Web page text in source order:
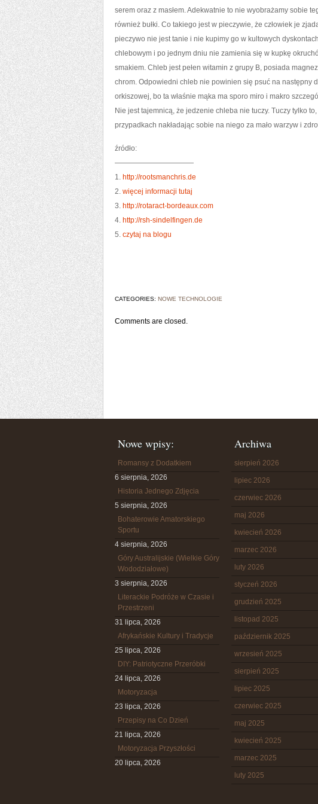
serem oraz z masłem. Adekwatnie to nie wyobrażamy sobie
również bułki. Co takiego jest w pieczywie, że człowiek je
pieczywo nie jest tanie i nie kupimy go w kultowych
chlebowym i po jednym dniu nie zamienia się w kupkę
smakiem. Chleb jest pełen witamin z grupy B, posiada
chrom. Odpowiedni chleb nie powinien się psuć na następny
orkiszowej, bo ta właśnie mąka ma sporo miro i makro
Nie jest tajemnicą, że jedzenie chleba nie tuczy. Tuczy tylko
przypadkach nakładając sobie na niego za mało warzyw i
źródło:
———————————
1. http://rootsmanchris.de
2. więcej informacji tutaj
3. http://rotaract-bordeaux.com
4. http://rsh-sindelfingen.de
5. czytaj na blogu
CATEGORIES: NOWE TECHNOLOGIE
Comments are closed.
Nowe wpisy:
Romansy z Dodatkiem
6 sierpnia, 2026
Historia Jednego Zdjęcia
5 sierpnia, 2026
Bohaterowie Amatorskiego
Sportu
4 sierpnia, 2026
Góry Australijskie (Wielkie Góry
Wododziałowe)
3 sierpnia, 2026
Literackie Podróże w Czasie i
Przestrzeni
31 lipca, 2026
Afrykańskie Kultury i Tradycje
25 lipca, 2026
DIY: Patriotyczne Przeróbki
24 lipca, 2026
Motoryzacja
23 lipca, 2026
Przepisy na Co Dzień
21 lipca, 2026
Motoryzacja Przyszłości
20 lipca, 2026
Archiwa
sierpień 2026
lipiec 2026
czerwiec 2026
maj 2026
kwiecień 2026
marzec 2026
luty 2026
styczeń 2026
grudzień 2025
listopad 2025
październik 2025
wrzesień 2025
sierpień 2025
lipiec 2025
czerwiec 2025
maj 2025
kwiecień 2025
marzec 2025
luty 2025